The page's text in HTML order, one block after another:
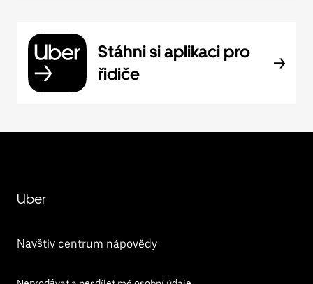
Stáhni si aplikaci pro
řidiče
Uber
Navštiv centrum nápovědy